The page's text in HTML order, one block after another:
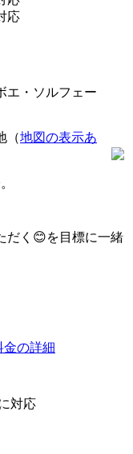
エ・ソルフェー
（地図の表示あ
だく😊を目標に一緒
金の詳細